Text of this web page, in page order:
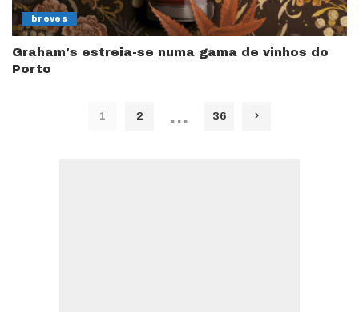
breves
Graham’s estreia-se numa gama de vinhos do
Porto
1 2 … 36